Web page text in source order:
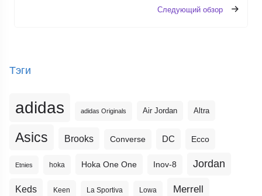
Следующий обзор
Тэги
adidas adidas Originals Air Jordan Altra
Asics Brooks Converse DC Ecco
Etnies hoka Hoka One One Inov-8 Jordan
Keds Keen La Sportiva Lowa Merrell